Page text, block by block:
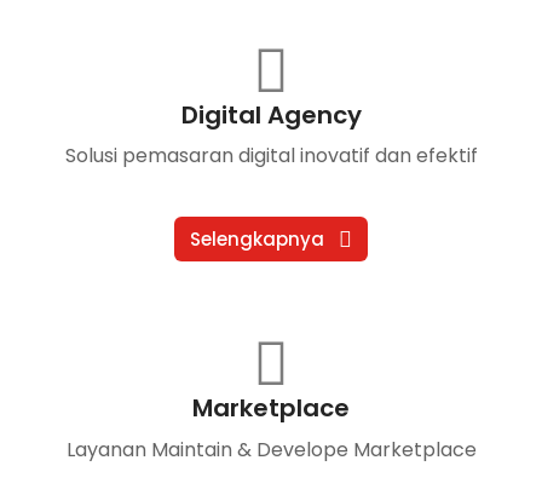
Digital Agency
Solusi pemasaran digital inovatif dan efektif
Selengkapnya
Marketplace
Layanan Maintain & Develope Marketplace